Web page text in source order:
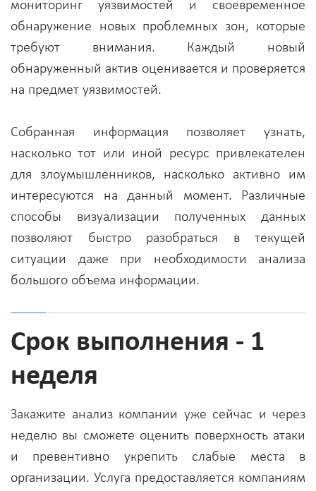
мониторинг уязвимостей и своевременное
обнаружение новых проблемных зон, которые
требуют внимания. Каждый новый
обнаруженный актив оценивается и проверяется
на предмет уязвимостей.
Собранная информация позволяет узнать,
насколько тот или иной ресурс привлекателен
для злоумышленников, насколько активно им
интересуются на данный момент. Различные
способы визуализации полученных данных
позволяют быстро разобраться в текущей
ситуации даже при необходимости анализа
большого объема информации.
Срок выполнения - 1
неделя
Закажите анализ компании уже сейчас и через
неделю вы сможете оценить поверхность атаки
и превентивно укрепить слабые места в
организации. Услуга предоставляется компаниям